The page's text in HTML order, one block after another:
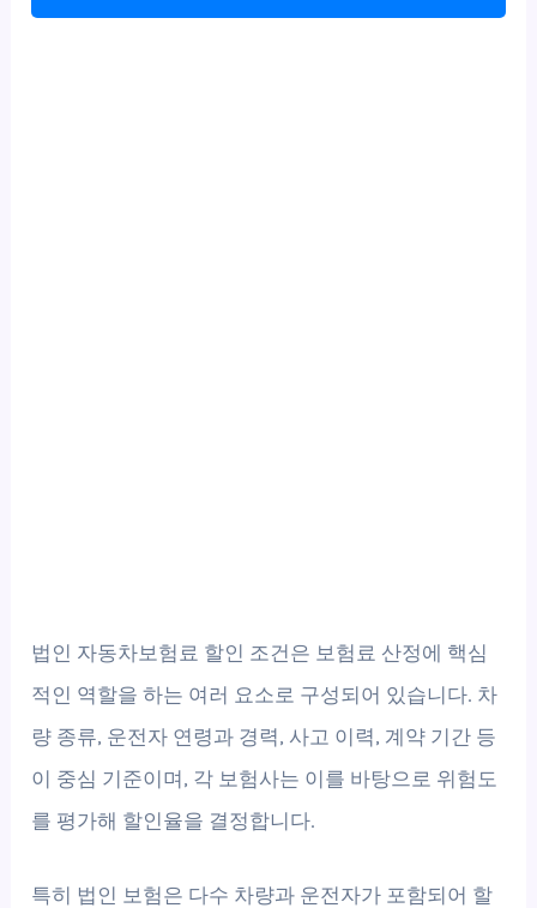
법인 자동차보험료 할인 조건은 보험료 산정에 핵심
적인 역할을 하는 여러 요소로 구성되어 있습니다. 차
량 종류, 운전자 연령과 경력, 사고 이력, 계약 기간 등
이 중심 기준이며, 각 보험사는 이를 바탕으로 위험도
를 평가해 할인율을 결정합니다.
특히 법인 보험은 다수 차량과 운전자가 포함되어 할